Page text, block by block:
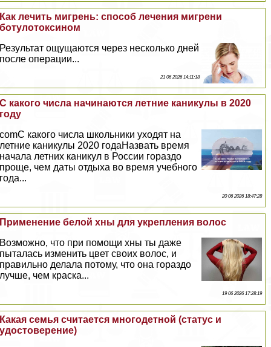
Как лечить мигрень: способ лечения мигрени
ботулотоксином
Результат ощущаются через несколько дней
после операции...
21 06 2026 14:11:18
С какого числа начинаются летние каникулы в 2020
году
comС какого числа школьники уходят на
летние каникулы 2020 годаНазвать время
начала летних каникул в России гораздо
проще, чем даты отдыха во время учебного
года...
20 06 2026 18:47:28
Применение белой хны для укрепления волос
Возможно, что при помощи хны ты даже
пыталась изменить цвет своих волос, и
правильно делала потому, что она гораздо
лучше, чем краска...
19 06 2026 17:28:19
Какая семья считается многодетной (статус и
удостоверение)